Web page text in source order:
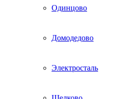
Одинцово
Домодедово
Электросталь